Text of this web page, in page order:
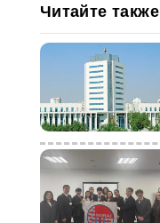
Читайте также